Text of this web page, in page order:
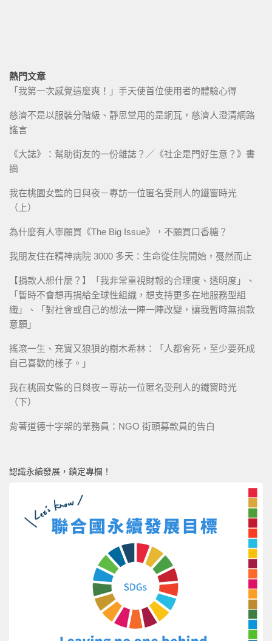
熱門文章
「我第一次感覺這麼爽！」手天使首位使用者的體驗心得
慈濟不是以服裝分階級、靜思堂用的是銅瓦，慈濟人澄清網路
謠言
《大誌》：幫助街友的一份雜誌？／《社企是門好生意？》書
摘
我在桃園女監的日與夜－專訪一位匿名受刑人的鐵窗時光
（上）
為什麼有人寧願買《The Big Issue》，不願買口香糖？
我朋友住在精神病院 3000 多天：生命從住院開始，戞然而止
【捐款人想什麼？】「我非常重視財報的合理度、透明度」、
「暫時不會想再捐給全球性組織，想支持更多在地服務型組
織」、「對社會或自己的想法一陣一陣改變，讓我暫時無捐款
意願」
搖滾一生、充實又狼狽的樹木希林：「人都會死，至少要死成
自己喜歡的樣子。」
我在桃園女監的日與夜－專訪一位匿名受刑人的鐵窗時光
（下）
背著道德十字架的業務員：NGO 街頭募款員的告白
認識永續發展，鎖定專欄！